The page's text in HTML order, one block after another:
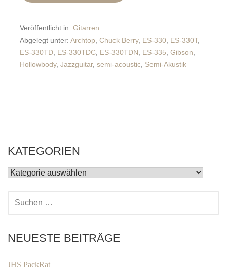
Veröffentlicht in: Gitarren
Abgelegt unter: Archtop Chuck Berry, ES-330 ES-330T,
ES-330TD ES-330TDC ES-330TDN ES-335 Gibson
Hollowbody, Jazzguitar, semi-acoustic Semi-Akustik
KATEGORIEN
KATEGORIEN
NEUESTE BEITRÄGE
JHS PackRat